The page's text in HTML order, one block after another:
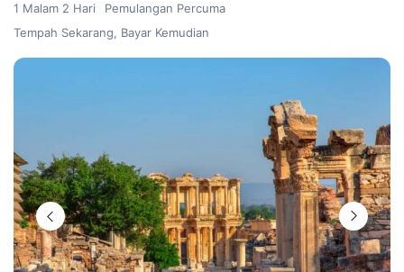
1 Malam 2 Hari
Pemulangan Percuma
Tempah Sekarang, Bayar Kemudian